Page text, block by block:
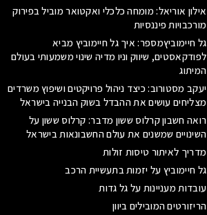
אילון אוריאל: מומחה כלכלי ואקטואר מוביל בפירוק
מורכבויות פיננסיות
גל חיימוביץמספר: איך גל חיימוביץ מביא
לפודקאסטים, שיווק וניו מדיה שינוי משמעותי בעולם
המיתוג
יעקב מסטורוב: כיצד ניהול פרויקטים ושיפוץ משרדים
מצליחים עושים את ההבדל בשוק הבנייה בישראל
רואה חשבון קרלוס ששון מדבר: קרלוס ששון על
השינויים שמשנים את עולם החשבונאות בישראל
מדריך לאיתור טיסות זולות
גל חיימוביץ על יזמות בתעשיית הרכב
עובדות מעניינות על גל גדות
הריזורטים המובילים ביוון